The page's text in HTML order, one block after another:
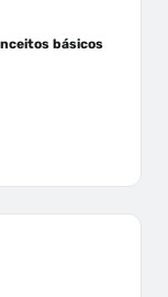
básicos